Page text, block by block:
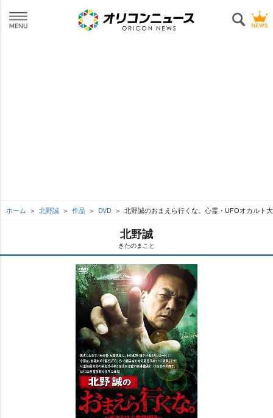
ホーム 北野誠 作品 DVD 北野誠のおまえら行くな。心霊・UFOオカルト
北野誠
きたのまこと